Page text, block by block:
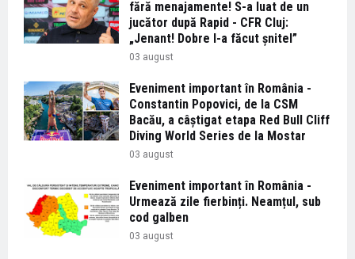
fără menajamente! S-a luat de un
jucător după Rapid - CFR Cluj:
„Jenant! Dobre l-a făcut șnitel”
03 august
Eveniment important în România -
Constantin Popovici, de la CSM
Bacău, a câștigat etapa Red Bull Cliff
Diving World Series de la Mostar
03 august
Eveniment important în România -
Urmează zile fierbinți. Neamțul, sub
cod galben
03 august